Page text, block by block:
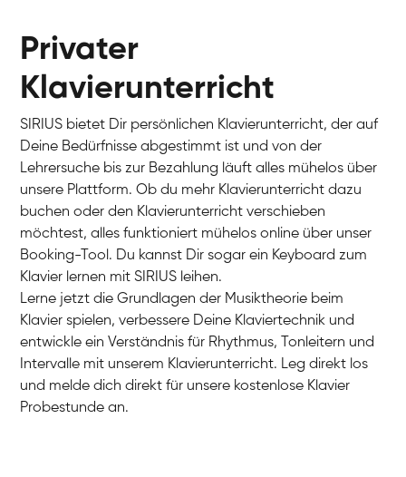
Charlotte
Klavier / Piano / Flügel
Privater
Klavierunterricht
SIRIUS bietet Dir persönlichen Klavierunterricht, der auf
Deine Bedürfnisse abgestimmt ist und von der
Lehrersuche bis zur Bezahlung läuft alles mühelos über
unsere Plattform. Ob du mehr Klavierunterricht dazu
buchen oder den Klavierunterricht verschieben
möchtest, alles funktioniert mühelos online über unser
Booking-Tool. Du kannst Dir sogar ein Keyboard zum
Klavier lernen mit SIRIUS leihen.
Lerne jetzt die Grundlagen der Musiktheorie beim
Klavier spielen, verbessere Deine Klaviertechnik und
entwickle ein Verständnis für Rhythmus, Tonleitern und
Intervalle mit unserem Klavierunterricht. Leg direkt los
und melde dich direkt für unsere kostenlose Klavier
Probestunde an.